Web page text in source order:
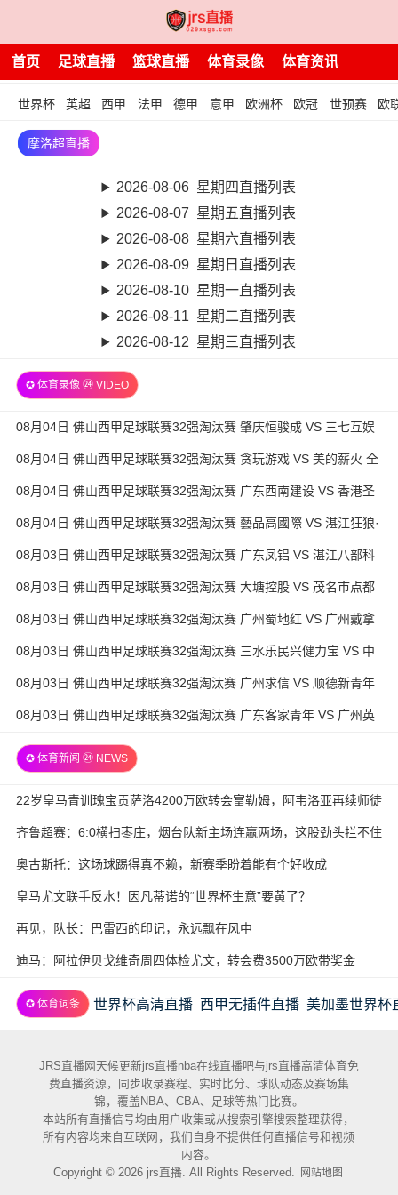
首页 足球直播 篮球直播 体育录像 体育资讯
世界杯 英超 西甲 法甲 德甲 意甲 欧洲杯 欧冠 世预赛 欧
摩洛超直播
2026-08-06 星期四直播列表
2026-08-07 星期五直播列表
2026-08-08 星期六直播列表
2026-08-09 星期日直播列表
2026-08-10 星期一直播列表
2026-08-11 星期二直播列表
2026-08-12 星期三直播列表
✪ 体育录像 ㉔ VIDEO
08月04日 佛山西甲足球联赛32强淘汰赛 肇庆恒骏成 VS 三七互娱
全场录像
08月04日 佛山西甲足球联赛32强淘汰赛 贪玩游戏 VS 美的薪火 全
场录像
08月04日 佛山西甲足球联赛32强淘汰赛 广东西南建设 VS 香港圣
徒 全场录像
08月04日 佛山西甲足球联赛32强淘汰赛 藝品高國際 VS 湛江狂狼·
粵辉能源 全场录像
08月03日 佛山西甲足球联赛32强淘汰赛 广东凤铝 VS 湛江八部科
技 全场录像
08月03日 佛山西甲足球联赛32强淘汰赛 大塘控股 VS 茂名市点都
得 全场录像
08月03日 佛山西甲足球联赛32强淘汰赛 广州蜀地红 VS 广州戴拿
模 全场录像
08月03日 佛山西甲足球联赛32强淘汰赛 三水乐民兴健力宝 VS 中
国澳门澳科精英 全场录像
08月03日 佛山西甲足球联赛32强淘汰赛 广州求信 VS 顺德新青年
全场录像
08月03日 佛山西甲足球联赛32强淘汰赛 广东客家青年 VS 广州英
✪ 体育新闻 ㉔ NEWS
22岁皇马青训瑰宝贡萨洛4200万欧转会富勒姆，阿韦洛亚再续师徒
缘
齐鲁超赛：6:0横扫枣庄，烟台队新主场连赢两场，这股劲头拦不住
奥古斯托：这场球踢得真不赖，新赛季盼着能有个好收成
皇马尤文联手反水！因凡蒂诺的“世界杯生意”要黄了？
再见，队长：巴雷西的印记，永远飘在风中
迪马：阿拉伊贝戈维奇周四体检尤文，转会费3500万欧带奖金
✪ 体育词条 世界杯高清直播 西甲无插件直播 美加墨世界杯
JRS直播网天候更新jrs直播nba在线直播吧与jrs直播高清体育免
费直播资源，同步收录赛程、实时比分、球队动态及赛场集
锦，覆盖NBA、CBA、足球等热门比赛。
本站所有直播信号均由用户收集或从搜索引擎搜索整理获得，
所有内容均来自互联网，我们自身不提供任何直播信号和视频
内容。
Copyright © 2026 jrs直播. All Rights Reserved.
网站地图